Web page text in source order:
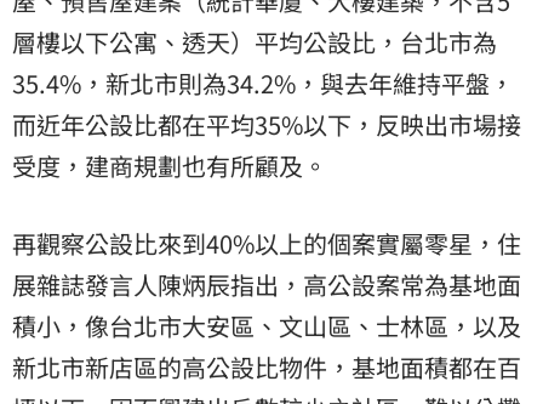
層樓以下公寓、透天）平均公設比，台北市為
35.4%，新北市則為34.2%，與去年維持平盤，
而近年公設比都在平均35%以下，反映出市場接
受度，建商規劃也有所顧及。
再觀察公設比來到40%以上的個案實屬零星，住
展雜誌發言人陳炳辰指出，高公設案常為基地面
積小，像台北市大安區、文山區、士林區，以及
新北市新店區的高公設比物件，基地面積都在百